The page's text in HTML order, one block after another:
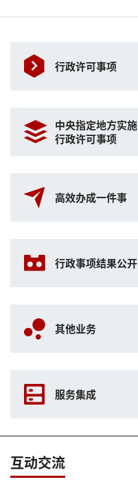
行政许可事项
中央指定地方实施
行政许可事项
高效办成一件事
行政事项结果公开
其他业务
服务集成
互动交流